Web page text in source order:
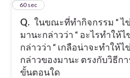
Q. ในขณะที่ทำกิจกรรม “ ไ
มานะกล่าวว่า “ อะไรทำให้
กล่าวว่า “ เกลือน่าจะทำให้ไ
กล่าวของมานะ ตรงกับวิธีก
ขั้นตอนใด
760 sec